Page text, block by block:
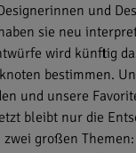
und
sie neu
wird künftig
bestimmen.
und unsere
bleibt nur die
großen